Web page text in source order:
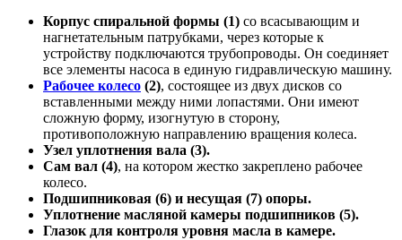
Корпус спиральной формы (1) со всасывающим и
нагнетательным патрубками, через которые к
устройству подключаются трубопроводы. Он соединяет
все элементы насоса в единую гидравлическую машину.
Рабочее колесо (2), состоящее из двух дисков со
вставленными между ними лопастями. Они имеют
сложную форму, изогнутую в сторону,
противоположную направлению вращения колеса.
Узел уплотнения вала (3).
Сам вал (4), на котором жестко закреплено рабочее
колесо.
Подшипниковая (6) и несущая (7) опоры.
Уплотнение масляной камеры подшипников (5).
Глазок для контроля уровня масла в камере.